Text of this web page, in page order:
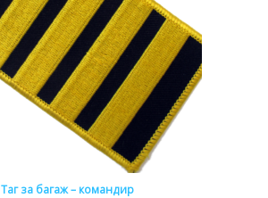
Таг за багаж – командир